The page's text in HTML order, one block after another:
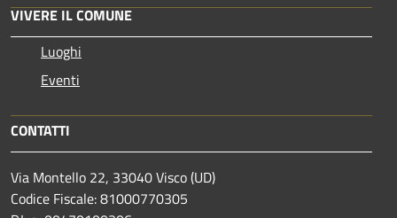
VIVERE IL COMUNE
Luoghi
Eventi
CONTATTI
Via Montello 22, 33040 Visco (UD)
Codice Fiscale: 81000770305